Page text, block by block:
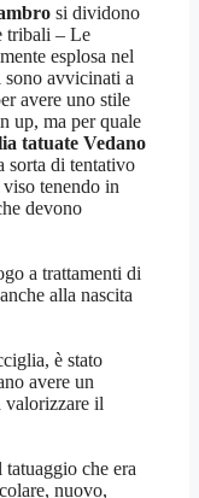
si dividono
tribali – Le
esplosa nel
avvicinati a
avere uno stile
up, ma per quale
tatuate Vedano
sorta di tentativo
tenendo in
devono
a trattamenti di
alla nascita
è stato
avere un
valorizzare il
tatuaggio che era
nuovo,